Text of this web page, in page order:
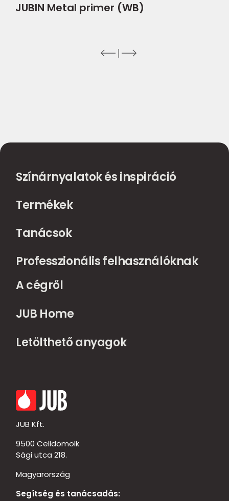
JUBIN Metal primer (WB)
Színárnyalatok és inspiráció
Termékek
Tanácsok
Professzionális felhasználóknak
A cégről
JUB Home
Letölthető anyagok
JUB Kft.
9500 Celldömölk
Sági utca 218.
Magyarország
Segítség és tanácsadás: